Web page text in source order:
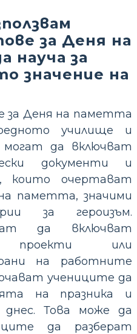
за Деня на
науча за
значение на
за Деня на паметта
училище и
могат да включват
документи и
които очертават
паметта, значими
за героизъм.
да включват
проекти или
на работните
учениците да
на празника и
днес. Това може да
да разберат